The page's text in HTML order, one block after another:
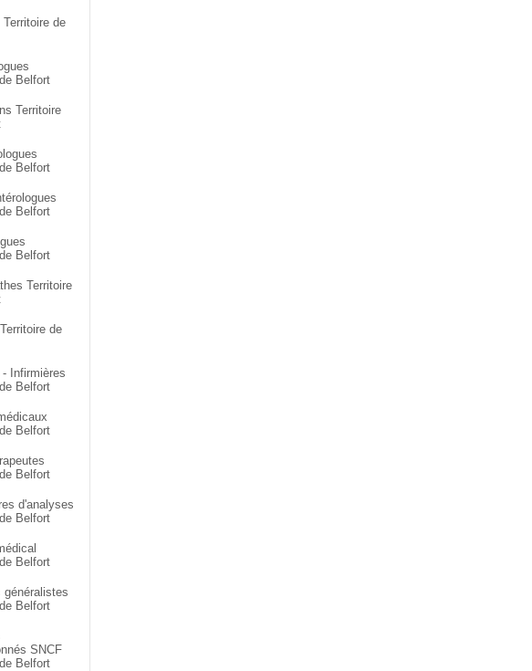
Territoire de
Belfort
Territoire
Belfort
Belfort
Belfort
Territoire
de
- Infirmières
Belfort
Belfort
Belfort
d'analyses
Belfort
Belfort
généralistes
Belfort
SNCF
Belfort